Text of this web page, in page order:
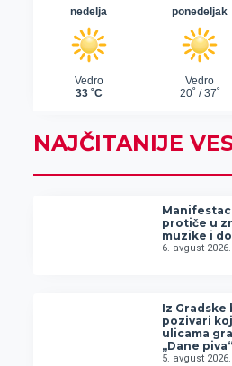
NAJČITANIJE
protiče u
muzike i
6. avgust 2026.
Iz Gradske
pozivari
ulicama
„Dane piva“
5. avgust 2026.